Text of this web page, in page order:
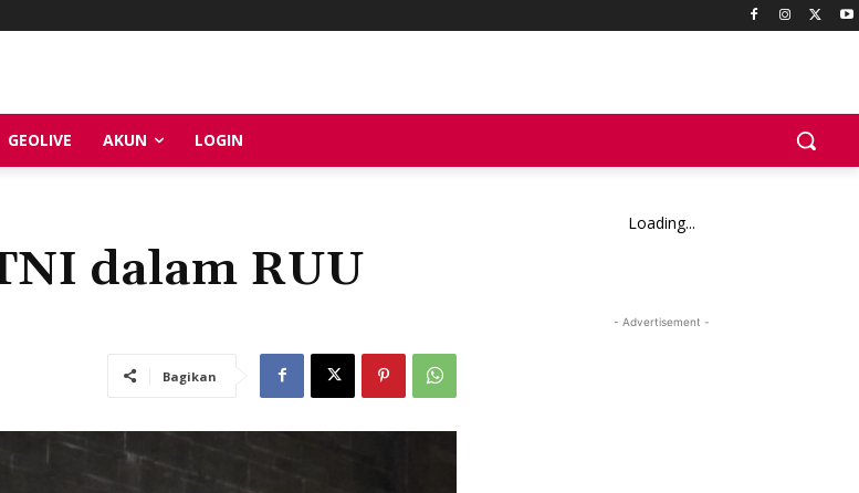
GEOLIVE AKUN LOGIN
dalam RUU
Bagikan
Loading...
- Advertisement -